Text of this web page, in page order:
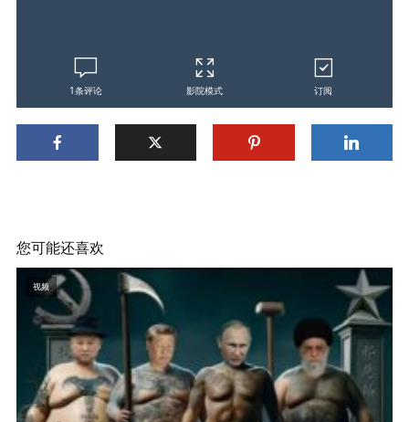
1条评论 影院模式 订阅
您可能还喜欢
视频